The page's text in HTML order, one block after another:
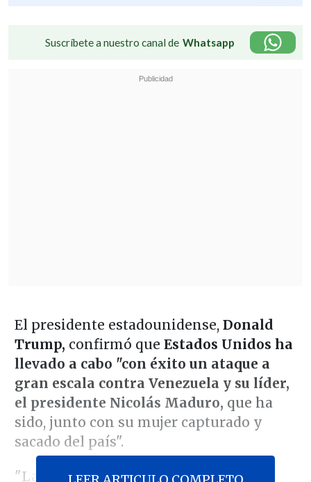
Suscríbete a nuestro canal de Whatsapp
El presidente estadounidense, Donald
Trump, confirmó que Estados Unidos ha
llevado a cabo "con éxito un ataque a
gran escala contra Venezuela y su líder,
el presidente Nicolás Maduro, que ha
sido, junto con su mujer capturado y
sacado del país".
"La operación fue realizada en